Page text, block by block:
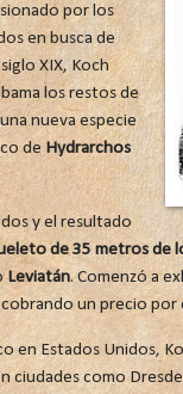
por los
en busca de
XIX, Koch
los restos de
nueva especie
deHydrarchos
y el resultado
de 35 metros de
Leviatán. Comenzó a
cobrando un precio
en Estados Unidos,
ciudades como